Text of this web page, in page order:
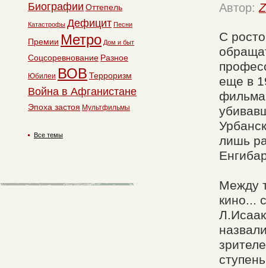
Автор:
С
еще в
фильма
лишь
Между
кино...
Биографии Оттепель
Катастрофы Дефицит Песни
Премии Метро Дом и быт
Соцсоревнование Разное
Юбилеи ВОВ Терроризм
Война в Афганистане
Эпоха застоя Мультфильмы
Все темы